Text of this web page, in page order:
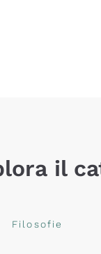
il
Filosofie